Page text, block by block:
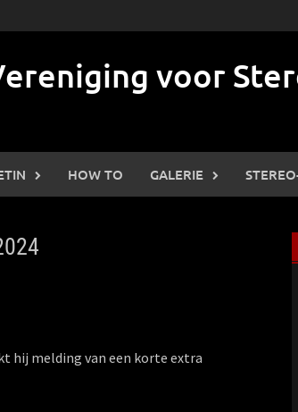
voor
HOW TO GALERIE
hij melding van een korte extra